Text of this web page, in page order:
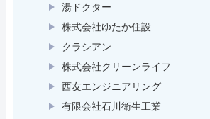
湯ドクター
株式会社ゆたか住設
クラシアン
株式会社クリーンライフ
西友エンジニアリング
有限会社石川衛生工業